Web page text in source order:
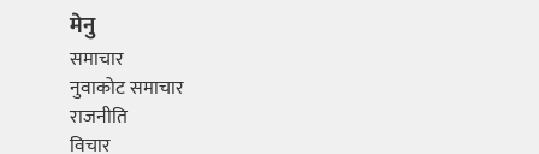
मेनु
समाचार
नुवाकोट समाचार
राजनीति
विचार